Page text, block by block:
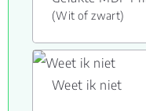
(Wit of zwart)
Weet ik niet